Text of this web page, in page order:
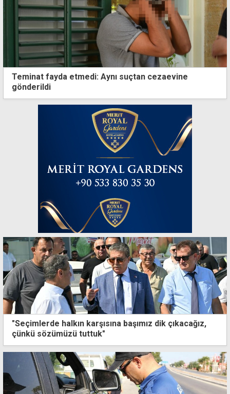
Teminat fayda etmedi: Aynı suçtan cezaevine
gönderildi
"Seçimlerde halkın karşısına başımız dik çıkacağız,
çünkü sözümüzü tuttuk"